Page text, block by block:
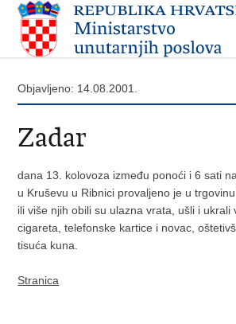
Objavljeno: 14.08.2001.
Zadar
dana 13. kolovoza između ponoći i 6 sati
u Kruševu u Ribnici provaljeno je u
ili više njih obili su ulazna vrata, ušli i ukrali
cigareta, telefonske kartice i novac,
tisuća kuna.
Stranica